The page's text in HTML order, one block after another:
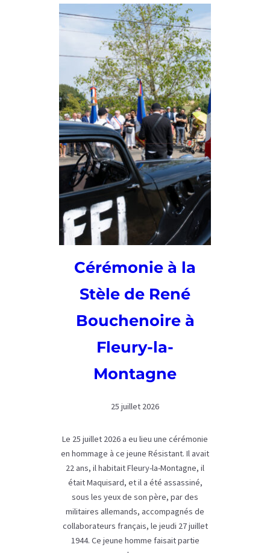
Cérémonie à la
Stèle de René
Bouchenoire à
Fleury-la-
Montagne
25 juillet 2026
Le 25 juillet 2026 a eu lieu une cérémonie
en hommage à ce jeune Résistant. Il avait
22 ans, il habitait Fleury-la-Montagne, il
était Maquisard, et il a été assassiné,
sous les yeux de son père, par des
militaires allemands, accompagnés de
collaborateurs français, le jeudi 27 juillet
1944. Ce jeune homme faisait partie